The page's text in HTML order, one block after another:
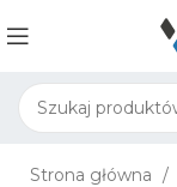
Strona główna